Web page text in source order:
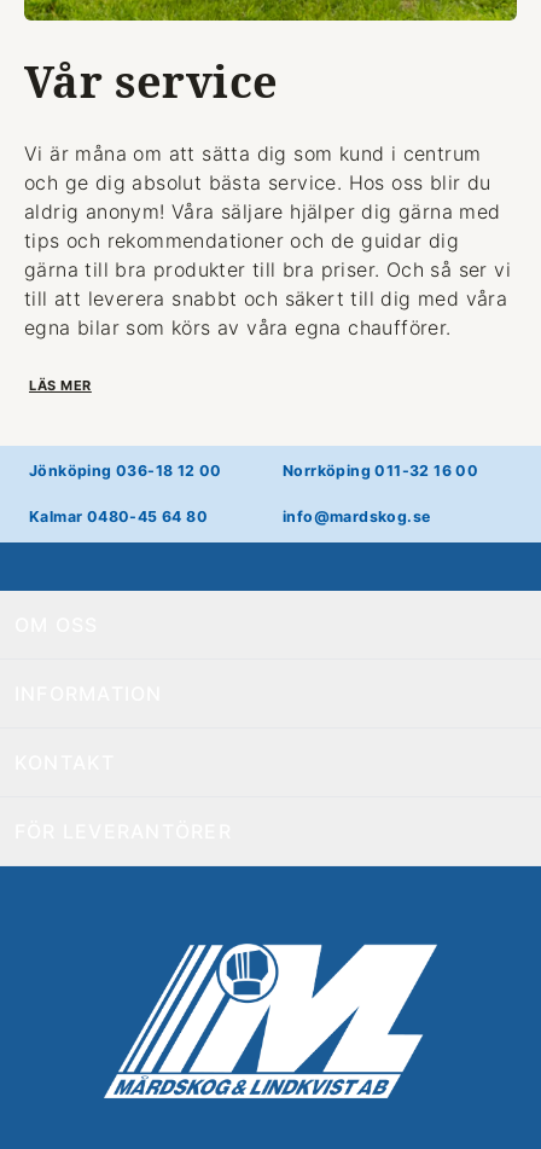
Vår service
Vi är måna om att sätta dig som kund i centrum
och ge dig absolut bästa service. Hos oss blir du
aldrig anonym! Våra säljare hjälper dig gärna med
tips och rekommendationer och de guidar dig
gärna till bra produkter till bra priser. Och så ser vi
till att leverera snabbt och säkert till dig med våra
egna bilar som körs av våra egna chaufförer.
LÄS MER
Jönköping 036-18 12 00 Norrköping 011-32 16 00
Kalmar 0480-45 64 80 info@mardskog.se